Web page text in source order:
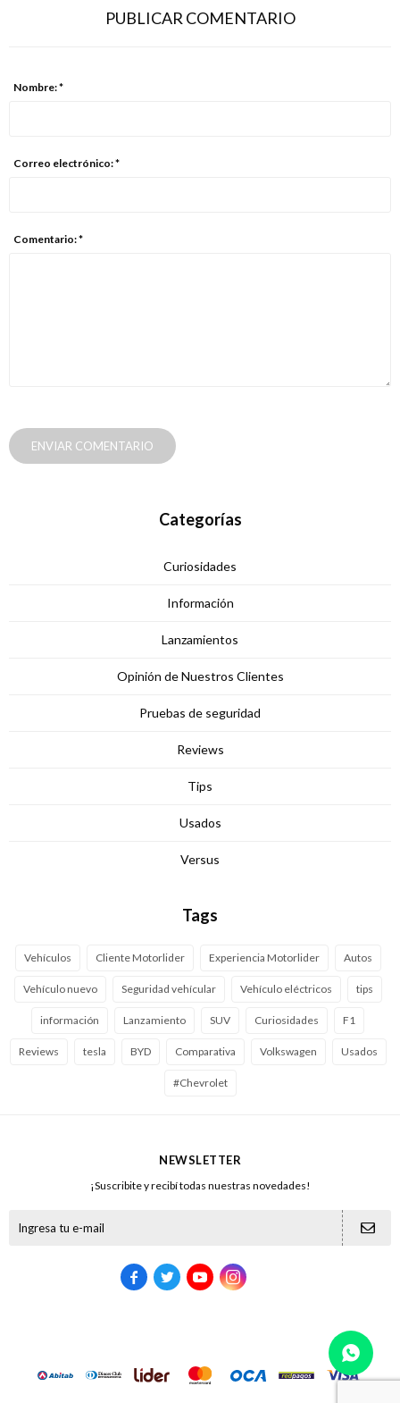
PUBLICAR COMENTARIO
Nombre: *
Correo electrónico: *
Comentario: *
ENVIAR COMENTARIO
Categorías
Curiosidades
Información
Lanzamientos
Opinión de Nuestros Clientes
Pruebas de seguridad
Reviews
Tips
Usados
Versus
Tags
Vehículos Cliente Motorlider Experiencia Motorlider Autos
Vehículo nuevo Seguridad vehícular Vehículo eléctricos tips
información Lanzamiento SUV Curiosidades F1
Reviews tesla BYD Comparativa Volkswagen Usados
#Chevrolet
NEWSLETTER
¡Suscribite y recibí todas nuestras novedades!
   